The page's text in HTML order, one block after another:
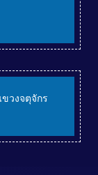
วงจตุจักร